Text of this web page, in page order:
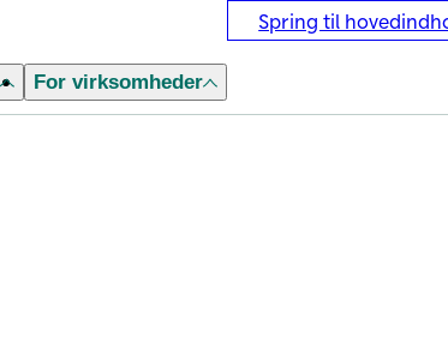
Spring til
For virksomheder